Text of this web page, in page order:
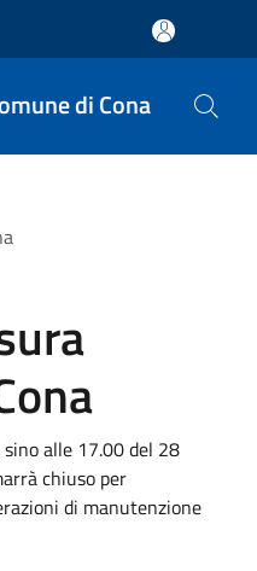
di Cona
alle 17.00 del 28
chiuso per
di manutenzione